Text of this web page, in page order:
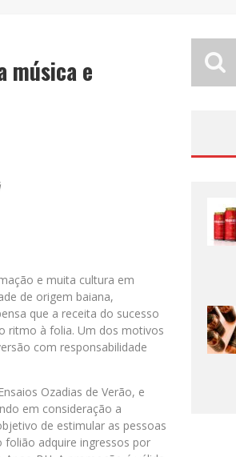
DEMOCRATIZAÇÃO DO MALTE: PROIBIDA UTILIZA ESTRATÉGIA DE CUSTO-BENEFÍCIO PARA O LAZER DO BRASILEIROmúsica e
e muita cultura em
de origem baiana,
que a receita do sucesso
ritmo à folia. Um dos motivos
com responsabilidade
Ozadias de Verão, e
em consideração a
de estimular as pessoas
adquire ingressos por